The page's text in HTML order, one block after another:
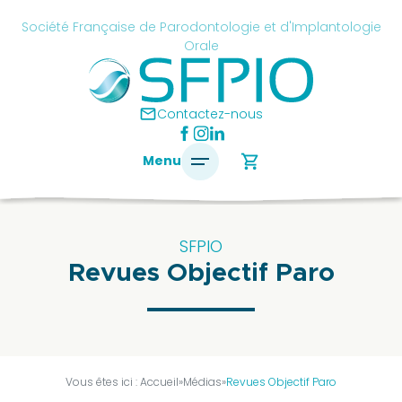
mailContactez-nous
Société Française de Parodontologie et d'Implantologie
Orale
Menu shopping_cart
SFPIO
Revues Objectif Paro
Vous êtes ici :Accueil»Médias»Revues Objectif Paro
président